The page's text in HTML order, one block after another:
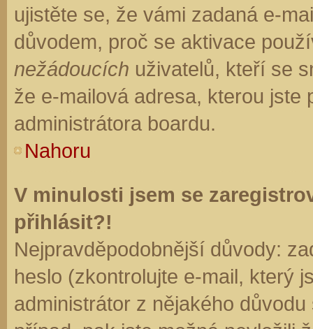
ujistěte se, že vámi zadaná e-
důvodem, proč se aktivace
nežádoucích uživatelů, kteří se
že e-mailová adresa, kterou jste
administrátora boardu.
Nahoru
V minulosti jsem se
přihlásit?!
Nejpravděpodobnější důvody:
heslo (zkontrolujte e-mail, který
administrátor z nějakého